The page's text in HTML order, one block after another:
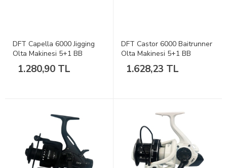
DFT Capella 6000 Jigging
Olta Makinesi 5+1 BB
1.280,90 TL
DFT Castor 6000 Baitrunner
Olta Makinesi 5+1 BB
1.628,23 TL